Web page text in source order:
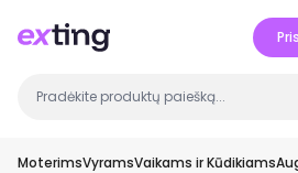
MoterimsVyramsVaikams ir Kūdikiams